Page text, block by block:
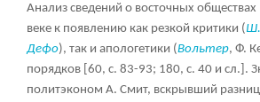
Анализ сведений о восточных
веке к появлению как резкой критики (
Дефо), так и апологетики (Вольтер, Ф.
порядков [60, с. 83-93; 180, с. 40 и сл.].
политэконом А. Смит, вскрывший